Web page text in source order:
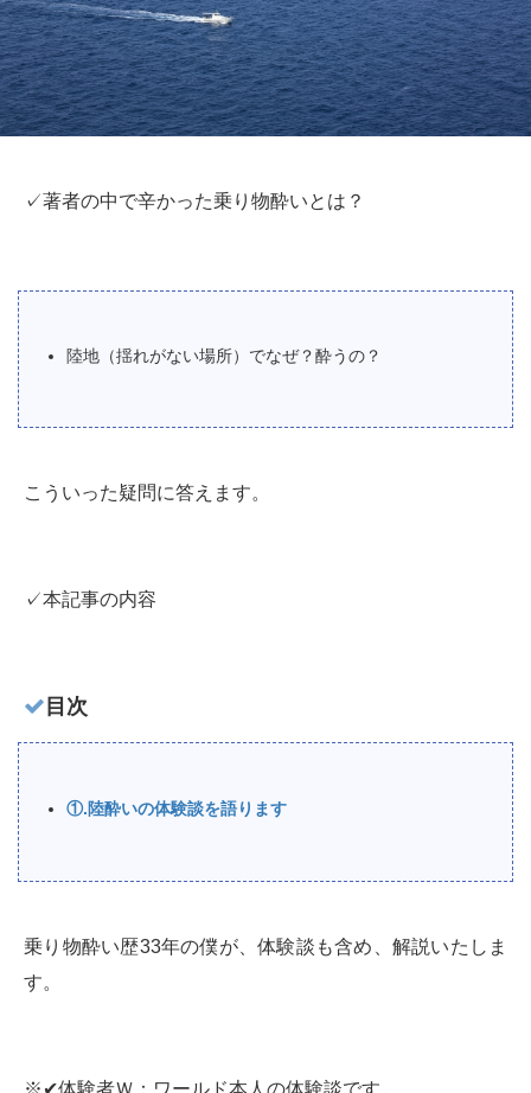
✓著者の中で辛かった乗り物酔いとは？
陸地（揺れがない場所）でなぜ？酔うの？
こういった疑問に答えます。
✓本記事の内容
目次
①.陸酔いの体験談を語ります
乗り物酔い歴33年の僕が、体験談も含め、解説いたしま
す。
※✔体験者Ｗ：ワールド本人の体験談です。